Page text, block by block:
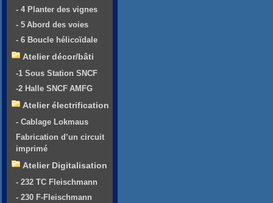
- 4 Planter des vignes
- 5 Abord des voies
- 6 Boucle hélicoïdale
Atelier décor/bâti
-1 Sous Station SNCF
-2 Halle SNCF AMFG
Atelier électrification
- Cablage Lokmaus
Fabrication d’un circuit
imprimé
Atelier Digitalisation
- 232 TC Fleischmann
- 230 F-Fleischmann